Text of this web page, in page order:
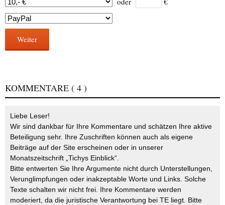
Weiter
KOMMENTARE ( 4 )
Liebe Leser!
Wir sind dankbar für Ihre Kommentare und schätzen Ihre aktive
Beteiligung sehr. Ihre Zuschriften können auch als eigene
Beiträge auf der Site erscheinen oder in unserer
Monatszeitschrift „Tichys Einblick“.
Bitte entwerten Sie Ihre Argumente nicht durch Unterstellungen,
Verunglimpfungen oder inakzeptable Worte und Links. Solche
Texte schalten wir nicht frei. Ihre Kommentare werden
moderiert, da die juristische Verantwortung bei TE liegt. Bitte